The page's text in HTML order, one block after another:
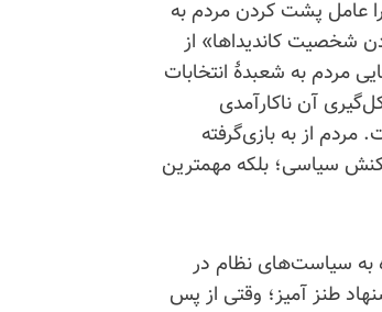
عامل پشت کردن مردم به
شخصیت کاندیداها» از
مردم به شعبدهٔ انتخابات
آن ناکارآمدی
مردم از به بازی‌گرفته
سیاسی؛ بلکه مهمترین
به سیاست‌های نظام در
طنز آمیز؛ وقتی از پس